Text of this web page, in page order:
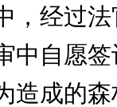
经过法
中自愿
造成的